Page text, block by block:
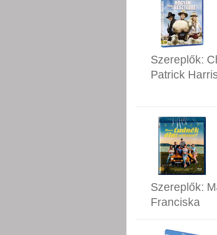
Szereplők:
Patrick
Szereplők:
Franciska